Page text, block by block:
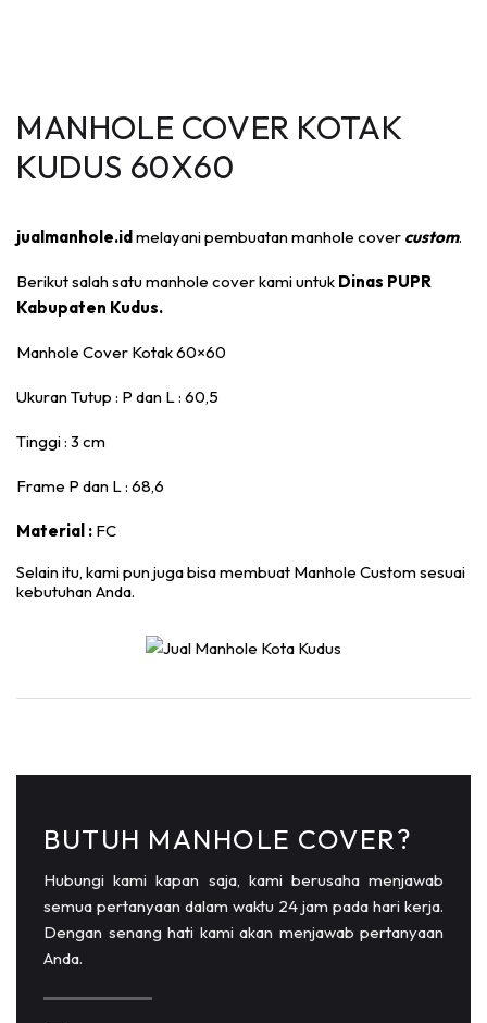
BUTUH MANHOLE COVER?
Hubungi kami kapan saja, kami berusaha menjawab
semua pertanyaan dalam waktu 24 jam pada hari kerja.
Dengan senang hati kami akan menjawab pertanyaan
Anda.
MANHOLE COVER KOTAK
KUDUS 60X60
jualmanhole.idmelayani pembuatan manhole cover custom.
Berikut salah satu manhole cover kami untuk Dinas PUPR
Kabupaten Kudus.
Manhole Cover Kotak 60×60
Ukuran Tutup : P dan L : 60,5
Tinggi : 3 cm
Frame P dan L : 68,6
Material : FC
Selain itu, kami pun juga bisa membuat Manhole Custom sesuai
kebutuhan Anda.